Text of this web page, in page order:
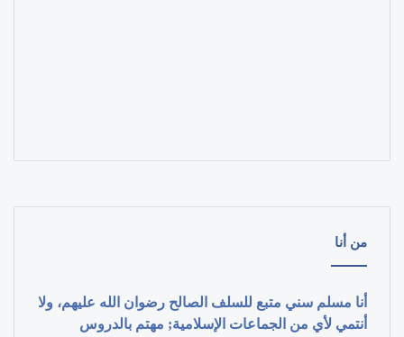
من أنا
أنا مسلم سني متبع للسلف الصالح رضوان الله عليهم، ولا
أنتمي لأي من الجماعات الإسلامية; مهتم بالدروس